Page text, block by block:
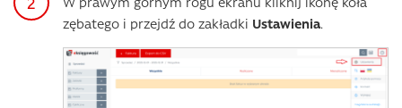
zębatego i przejdź do zakładki Ustawienia.